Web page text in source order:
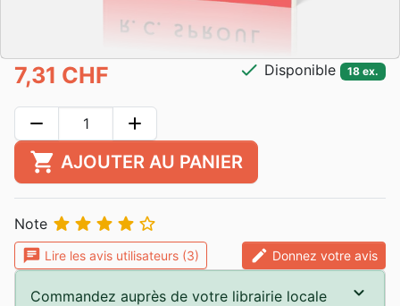
7,31 CHF check Disponible 18 ex.
remove add
shopping_cart AJOUTER AU PANIER
Note     
chat Lire les avis utilisateurs (3) edit Donnez votre avis
Commandez auprès de votre librairie locale